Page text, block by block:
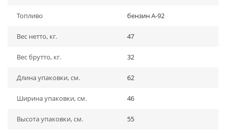
Топливо бензин А-92
Вес нетто, кг. 47
Вес брутто, кг. 32
Длина упаковки, см. 62
Ширина упаковки, см. 46
Высота упаковки, см. 55